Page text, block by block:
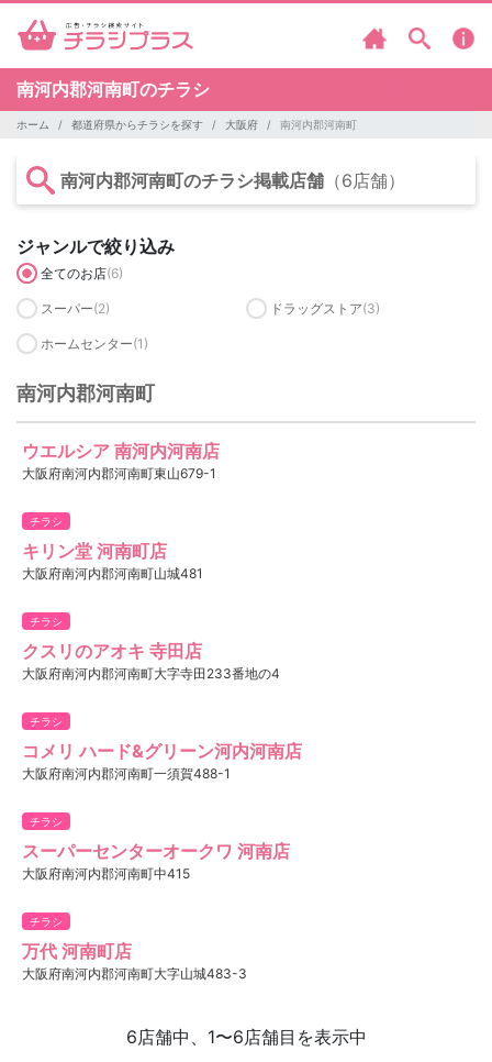
南河内郡河南町のチラシ
ホーム 都道府県からチラシを探す 大阪府 南河内郡河南町
南河内郡河南町のチラシ掲載店舗 （6店舗）
ジャンルで絞り込み
全てのお店(6)
スーパー(2) ドラッグストア(3)
ホームセンター(1)
南河内郡河南町
ウエルシア 南河内河南店
大阪府南河内郡河南町東山679-1
チラシ
キリン堂 河南町店
大阪府南河内郡河南町山城481
チラシ
クスリのアオキ 寺田店
大阪府南河内郡河南町大字寺田233番地の4
チラシ
コメリ ハード&グリーン河内河南店
大阪府南河内郡河南町一須賀488-1
チラシ
スーパーセンターオークワ 河南店
大阪府南河内郡河南町中415
チラシ
万代 河南町店
大阪府南河内郡河南町大字山城483-3
6店舗中、1〜6店舗目を表示中